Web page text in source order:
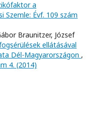
a
Szemle: Évf. 109 szám
Braunitzer, József
ellátásával
Dél-Magyarországon ,
4. (2014)